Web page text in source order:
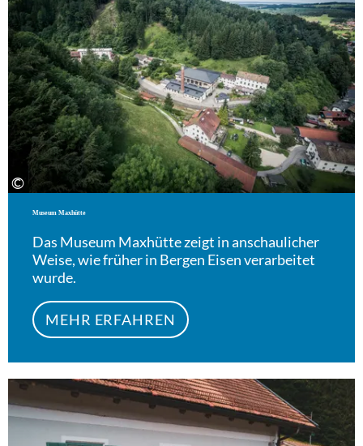
©
Museum Maxhütte
Das Museum Maxhütte zeigt in anschaulicher
Weise, wie früher in Bergen Eisen verarbeitet
wurde.
MEHR ERFAHREN